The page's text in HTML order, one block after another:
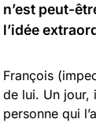
n’est peut-
l’idée
François
de lui. Un jour,
personne qui